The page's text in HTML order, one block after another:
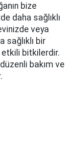
bize
daha sağlıklı
veya
sağlıklı bir
bitkilerdir.
bakım ve